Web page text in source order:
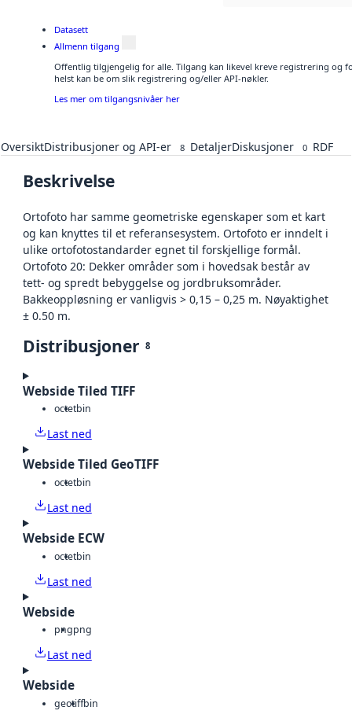
Datasett
Allmenn tilgang
Offentlig tilgjengelig for alle. Tilgang kan likevel kreve registrering og
helst kan be om slik registrering og/eller API-nøkler.
Les mer om tilgangsnivåer her
OversiktDistribusjoner og API-er 8 DetaljerDiskusjoner 0 RDF
Beskrivelse
Ortofoto har samme geometriske egenskaper som et kart
og kan knyttes til et referansesystem. Ortofoto er inndelt i
ulike ortofotostandarder egnet til forskjellige formål.
Ortofoto 20: Dekker områder som i hovedsak består av
tett- og spredt bebyggelse og jordbruksområder.
Bakkeoppløsning er vanligvis > 0,15 – 0,25 m. Nøyaktighet
± 0.50 m.
Distribusjoner 8
Webside Tiled TIFF
octetbin
Last ned
Webside Tiled GeoTIFF
octetbin
Last ned
Webside ECW
octetbin
Last ned
Webside
pngpng
Last ned
Webside
geotiffbin